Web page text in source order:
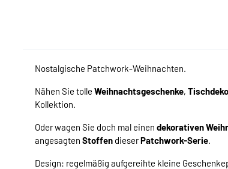
Nostalgische Patchwork-Weihnachten.
Nähen Sie tolle Weihnachtsgeschenke,
Kollektion.
Oder wagen Sie doch mal einen dekorativen
angesagten Stoffen dieserPatchwork-Serie.
Design: regelmäßig aufgereihte kleine